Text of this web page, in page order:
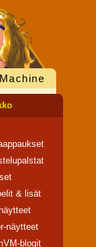
& lisät
näytteet
blogit